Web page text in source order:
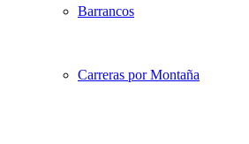
Barrancos
Carreras por Montaña